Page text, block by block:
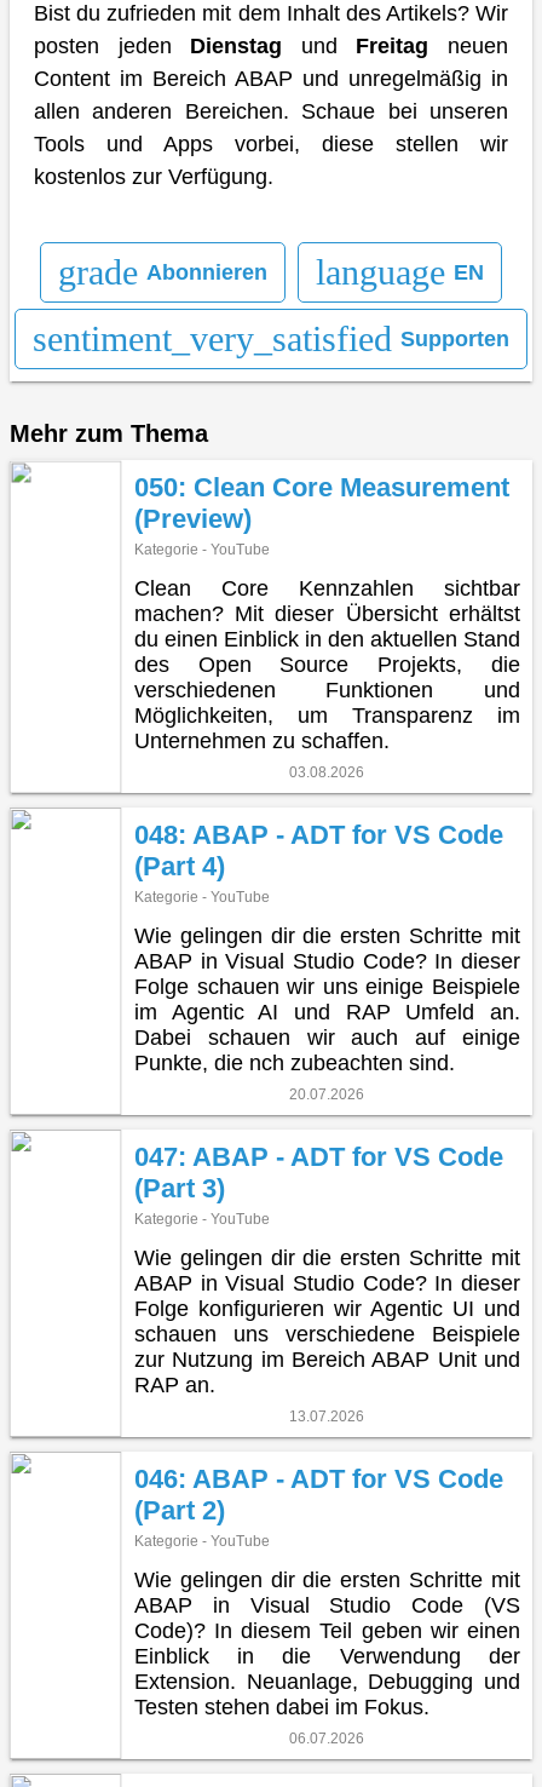
Bist du zufrieden mit dem Inhalt des Artikels? Wir
posten jeden Dienstag und Freitag neuen
Content im Bereich ABAP und unregelmäßig in
allen anderen Bereichen. Schaue bei unseren
Tools und Apps vorbei, diese stellen wir
kostenlos zur Verfügung.
grade Abonnieren language EN
sentiment_very_satisfied Supporten
Mehr zum Thema
050: Clean Core Measurement
(Preview)
Kategorie - YouTube
Clean Core Kennzahlen sichtbar
machen? Mit dieser Übersicht erhältst
du einen Einblick in den aktuellen Stand
des Open Source Projekts, die
verschiedenen Funktionen und
Möglichkeiten, um Transparenz im
Unternehmen zu schaffen.
03.08.2026
048: ABAP - ADT for VS Code
(Part 4)
Kategorie - YouTube
Wie gelingen dir die ersten Schritte mit
ABAP in Visual Studio Code? In dieser
Folge schauen wir uns einige Beispiele
im Agentic AI und RAP Umfeld an.
Dabei schauen wir auch auf einige
Punkte, die nch zubeachten sind.
20.07.2026
047: ABAP - ADT for VS Code
(Part 3)
Kategorie - YouTube
Wie gelingen dir die ersten Schritte mit
ABAP in Visual Studio Code? In dieser
Folge konfigurieren wir Agentic UI und
schauen uns verschiedene Beispiele
zur Nutzung im Bereich ABAP Unit und
RAP an.
13.07.2026
046: ABAP - ADT for VS Code
(Part 2)
Kategorie - YouTube
Wie gelingen dir die ersten Schritte mit
ABAP in Visual Studio Code (VS
Code)? In diesem Teil geben wir einen
Einblick in die Verwendung der
Extension. Neuanlage, Debugging und
Testen stehen dabei im Fokus.
06.07.2026